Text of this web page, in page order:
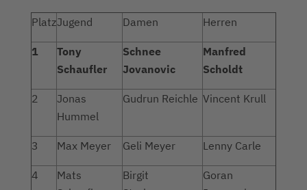
PlatzJugend Damen Herren
1
Tony
Schaufler
Schnee
Jovanovic
Manfred
Scholdt
2
Jonas
Hummel
Gudrun Reichle Vincent Krull
3 Max Meyer Geli Meyer Lenny Carle
4
Mats
Birgit
Goran